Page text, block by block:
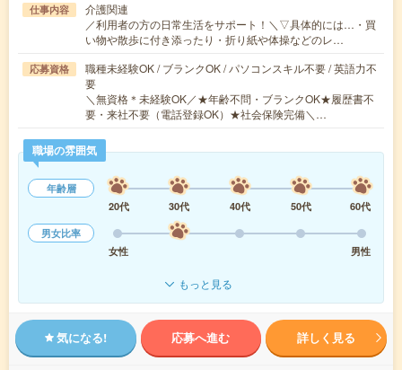
仕事内容
介護関連
／利用者の方の日常生活をサポート！＼▽具体的には…・買
い物や散歩に付き添ったり・折り紙や体操などのレ…
応募資格
職種未経験OK / ブランクOK / パソコンスキル不要 / 英語力不
要
＼無資格＊未経験OK／★年齢不問・ブランクOK★履歴書不
要・来社不要（電話登録OK）★社会保険完備＼…
職場の雰囲気
年齢層
20代
30代 40代 50代
60代
男女比率
女性
男性
もっと見る
気になる! 応募へ進む 詳しく見る